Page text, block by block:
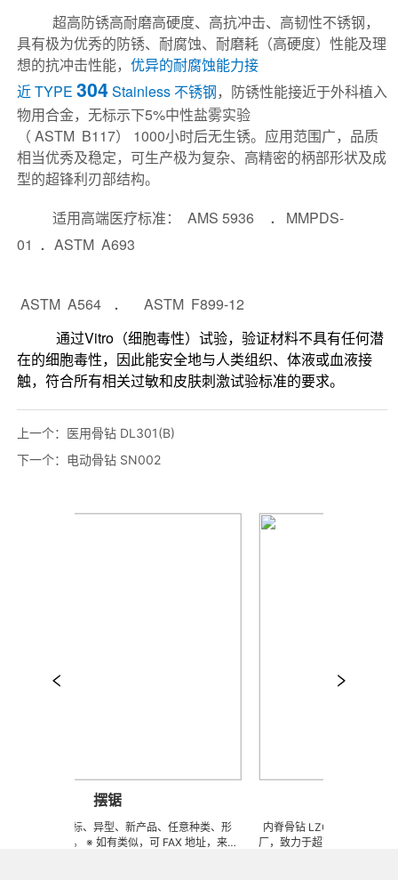
上一个： 医用骨钻 DL301(B)
下一个： 电动骨钻 SN002
摆锯
特殊、非标、异型、新产品、任意种类、形
超硬加工。 ※ 如有类似，可 FAX 地址，来电
内脊骨钻 LZQ 是一家生产各种医
厂，致力于超高防锈高硬度高耐磨